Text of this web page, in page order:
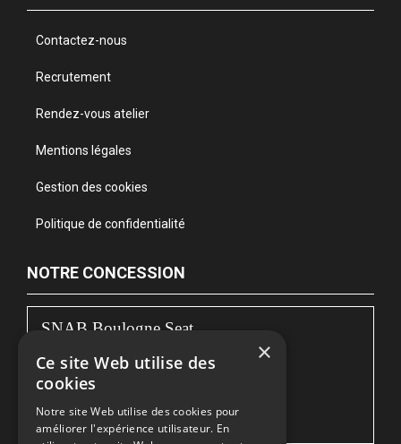
Contactez-nous
Recrutement
Rendez-vous atelier
Mentions légales
Gestion des cookies
Politique de confidentialité
NOTRE CONCESSION
SNAB Boulogne Seat
122, bd de la Liane
62360 BOULOGNE-SUR-MER
Sevice Commercial :03 21 10 37 35
×
Ce site Web utilise des
cookies
Notre site Web utilise des cookies pour
améliorer l'expérience utilisateur. En